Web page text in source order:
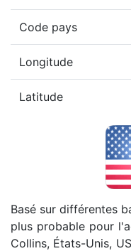
Code pays
Longitude
Latitude
Basé sur différentes
plus probable pour
Collins, États-Unis,